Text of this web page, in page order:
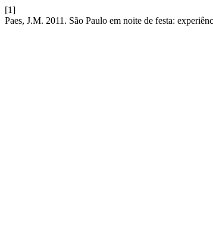
[1]
Paes, J.M. 2011. São Paulo em noite de festa: